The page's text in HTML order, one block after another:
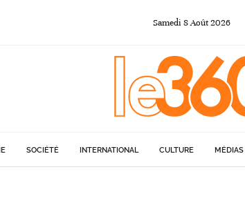
Samedi 8Août2026
SOCIÉTÉ INTERNATIONAL CULTURE MÉDIAS